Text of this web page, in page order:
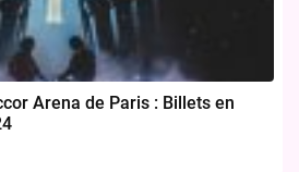
Arena de Paris : Billets en